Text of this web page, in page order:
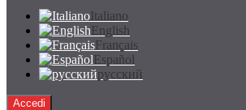
Italiano
English
Français
Español
русский
Accedi